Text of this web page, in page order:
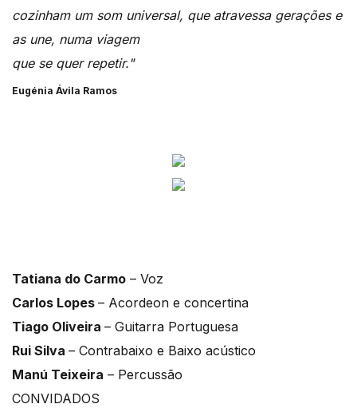
cozinham um som universal, que atravessa gerações e
as une, numa viagem
que se quer repetir."
Eugénia Ávila Ramos
Tatiana do Carmo – Voz
Carlos Lopes – Acordeon e concertina
Tiago Oliveira – Guitarra Portuguesa
Rui Silva – Contrabaixo e Baixo acústico
Manú Teixeira – Percussão
CONVIDADOS